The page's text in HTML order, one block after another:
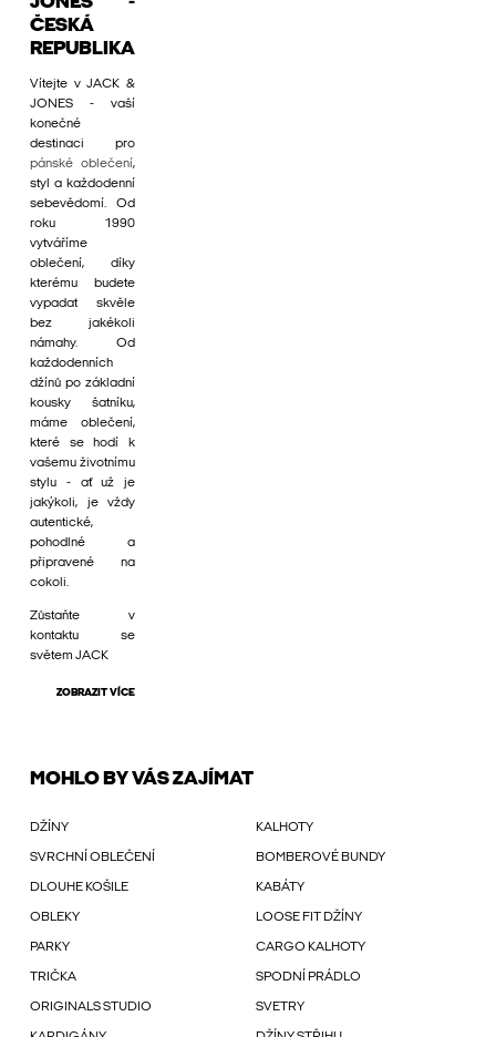
ČESKÁ
REPUBLIKA
Vítejte v JACK &
JONES - vaší
konečné
destinaci pro
pánské oblečení,
styl a každodenní
sebevědomí. Od
roku 1990
vytváříme
oblečení, díky
kterému budete
vypadat skvěle
bez jakékoli
námahy. Od
každodenních
džínů po základní
kousky šatníku,
máme oblečení,
které se hodí k
vašemu životnímu
stylu - ať už je
jakýkoli, je vždy
autentické,
pohodlné a
připravené na
cokoli.
Zůstaňte v
kontaktu se
světem JACK
ZOBRAZIT VÍCE
MOHLO BY VÁS ZAJÍMAT
DŽÍNY KALHOTY
SVRCHNÍ OBLEČENÍ BOMBEROVÉ BUNDY
DLOUHE KOŠILE KABÁTY
OBLEKY LOOSE FIT DŽÍNY
PARKY CARGO KALHOTY
TRIČKA SPODNÍ PRÁDLO
ORIGINALS STUDIO SVETRY